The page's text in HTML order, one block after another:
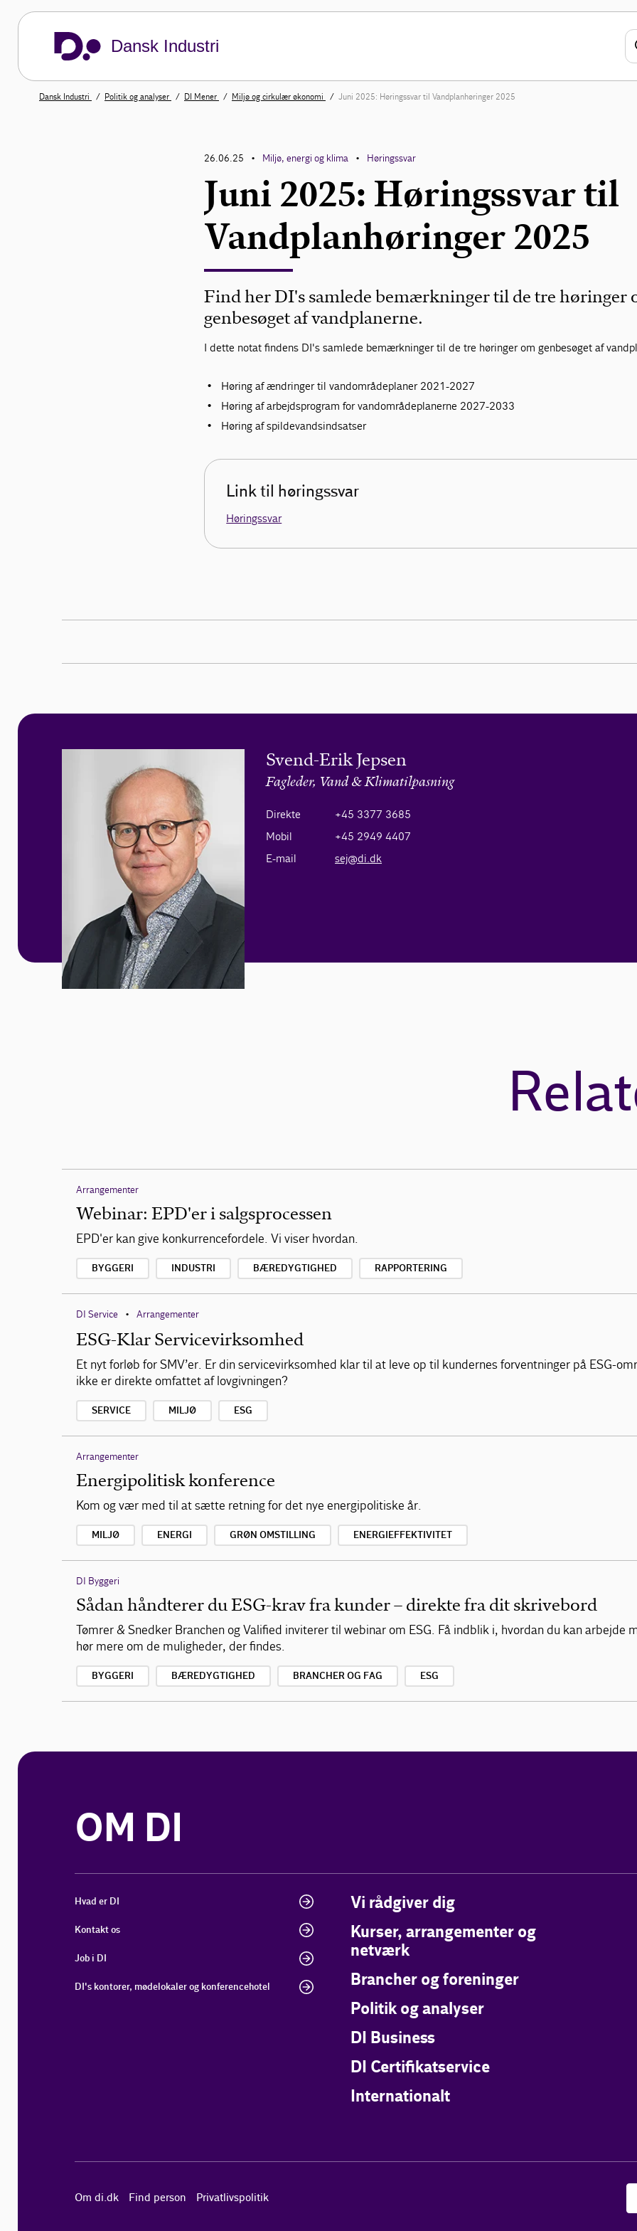
Dansk Industri
Dansk Industri Politik og analyser DI Mener Miljø og cirkulær økonomi Juni 2025: Høringssvar til Vandplanhøringer 2025
26.06.25 • Miljø, energi og klima • Høringssvar
Juni 2025: Høringssvar til
Vandplanhøringer 2025
Find her DI's samlede bemærkninger til de tre høringer
genbesøget af vandplanerne.
I dette notat findens DI's samlede bemærkninger til de tre høringer om genbesøget af
Høring af ændringer til vandområdeplaner 2021-2027
Høring af arbejdsprogram for vandområdeplanerne 2027-2033
Høring af spildevandsindsatser
Link til høringssvar
Høringssvar
Svend-Erik Jepsen
Fagleder, Vand & Klimatilpasning
Direkte
+45 3377 3685
Mobil
+45 2949 4407
E-mail
sej@di.dk
Arrangementer
Webinar: EPD'er i salgsprocessen
EPD'er kan give konkurrencefordele. Vi viser hvordan.
BYGGERI INDUSTRI BÆREDYGTIGHED RAPPORTERING
DI Service • Arrangementer
ESG-Klar Servicevirksomhed
Et nyt forløb for SMV’er. Er din servicevirksomhed klar til at leve op til kundernes forventninger på ESG-
ikke er direkte omfattet af lovgivningen?
SERVICE MILJØ ESG
Arrangementer
Energipolitisk konference
Kom og vær med til at sætte retning for det nye energipolitiske år.
MILJØ ENERGI GRØN OMSTILLING ENERGIEFFEKTIVITET
DI Byggeri
Sådan håndterer du ESG-krav fra kunder – direkte fra dit skrivebord
Tømrer & Snedker Branchen og Valified inviterer til webinar om ESG. Få indblik i, hvordan du kan arbejde
hør mere om de muligheder, der findes.
BYGGERI BÆREDYGTIGHED BRANCHER OG FAG ESG
OM DI
Hvad er DI
Kontakt os
Job i DI
DI's kontorer, mødelokaler og konferencehotel
Vi rådgiver dig
Kurser, arrangementer og
netværk
Brancher og foreninger
Politik og analyser
DI Business
DI Certifikatservice
Internationalt
Om di.dk Find person Privatlivspolitik